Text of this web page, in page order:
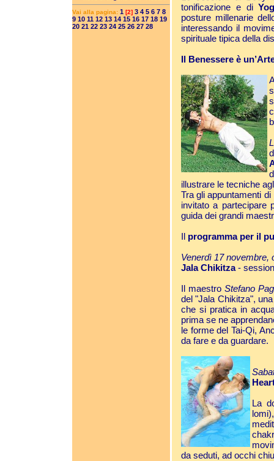
Vai alla pagina: 1 [2] 3 4 5 6 7 8
9 10 11 12 13 14 15 16 17 18 19
20 21 22 23 24 25 26 27 28
tonificazione e di
posture millenarie
interessando il
spirituale tipica della
Il Benessere è
illustrare le tecniche
Tra gli appuntamenti
invitato a partecipare
guida dei grandi
Il programma per il
Venerdì 17 novembre,
Jala Chikitza-
Il maestro Stefano
del "Jala Chikitza",
che si pratica in
prima se ne
le forme del Tai-Qi,
da fare e da guardare.
La
da seduti, ad occhi